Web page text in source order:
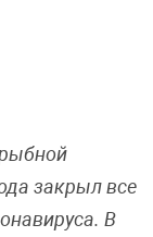
закрыл все
В